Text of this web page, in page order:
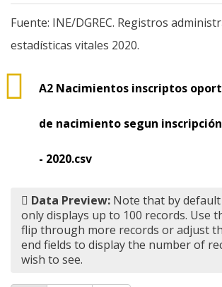
Fuente: INE/DGREC. Registros
estadísticas vitales 2020.
A2 Nacimientos inscriptos
de nacimiento segun
- 2020.csv
Data Preview: Note that by
only displays up to 100 records. Use
flip through more records or adjust
end fields to display the number of
wish to see.